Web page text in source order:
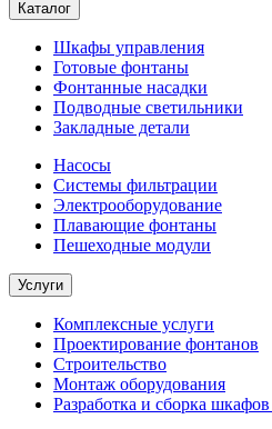
Каталог
Шкафы управления
Готовые фонтаны
Фонтанные насадки
Подводные светильники
Закладные детали
Насосы
Системы фильтрации
Электрооборудование
Плавающие фонтаны
Пешеходные модули
Услуги
Комплексные услуги
Проектирование фонтанов
Строительство
Монтаж оборудования
Разработка и сборка